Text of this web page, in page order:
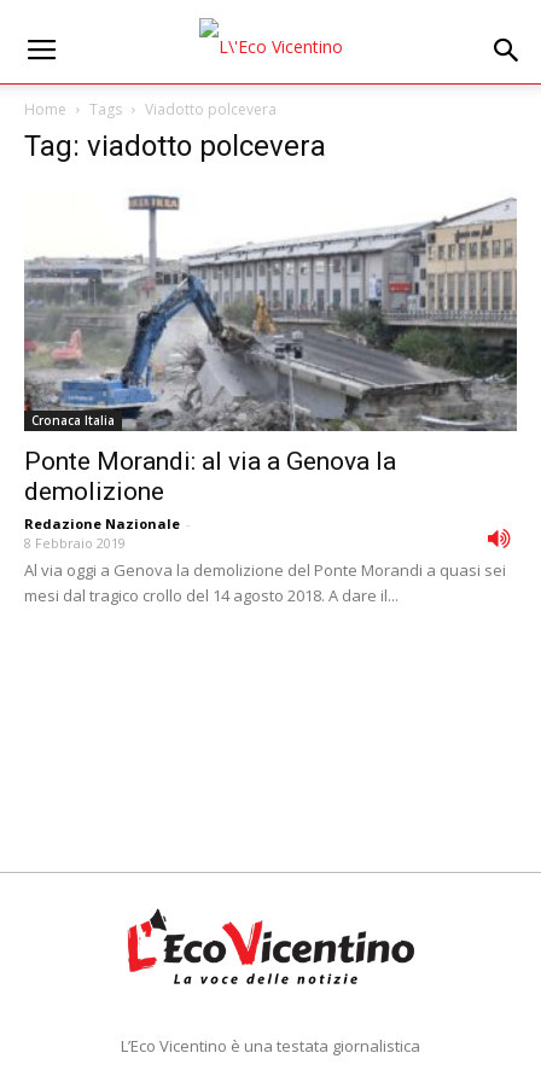
Home Tags Viadotto polcevera
Tag: viadotto polcevera
Cronaca Italia
Ponte Morandi: al via a Genova la
demolizione
Redazione Nazionale -
8 Febbraio 2019
Al via oggi a Genova la demolizione del Ponte Morandi a quasi sei
mesi dal tragico crollo del 14 agosto 2018. A dare il...
L’Eco Vicentino è una testata giornalistica